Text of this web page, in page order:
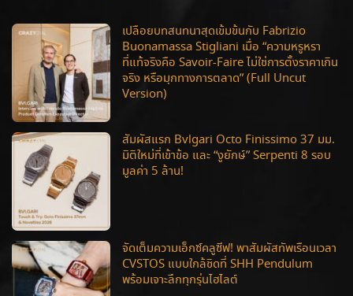
เปลือยบทสนทนาสุดเข้มข้นกับ Fabrizio
Buonamassa Stigliani เมื่อ “ความหรูหรา
ที่แท้จริงคือ Savoir-Faire ไม่ใช่การตั้งราคาเกิน
จริง หรือมุกทางการตลาด” (Full Uncut
Version)
สัมผัสแรก Bvlgari Octo Finissimo 37 มม.
มิติใหม่ที่เข้าข้อ และ “งูยักษ์” Serpenti 8 รอบ
มูลค่า 5 ล้าน!
จัดเต็มความเอ็กซ์คลูซีฟ! พาสัมผัสทัพเรือนเวลา
CVSTOS แบบใกล้ชิดที่ SHH Pendulum
พร้อมเจาะลึกทุกรุ่นไฮไลต์